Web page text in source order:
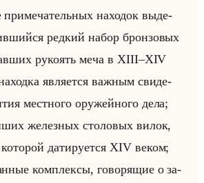
при­ме­ча­тельных на­хо­док вы­де­
ред­кий набор брон­зо­вых
ру­ко­ять меча в XIII–XIV
яв­ля­ет­ся важ­ным сви­де­
мест­но­го ору­жейно­го дела;
же­лез­ных сто­ло­вых вилок,
да­ти­ру­ет­ся XIV веком;
ком­плек­сы, го­во­ря­щие о за­